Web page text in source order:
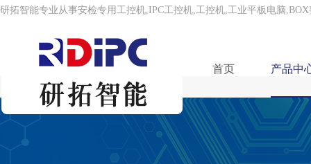
研拓智能专业从事安检专用工控机,IPC工控机,工控机,工业平板电脑
首页 产品中